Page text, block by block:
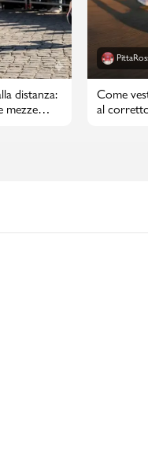
distanza:
mezze
Come
al